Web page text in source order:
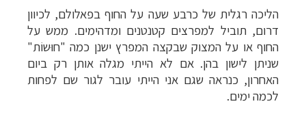
הליכה רגלית של כרבע שעה על החוף בפאלולם, לכיוון
דרום, תוביל למפרצים קטנטנים ומדהימים. ממש על
החוף או על המצוק שבקצה המפרץ ישנן כמה "חוּשוֹת"
שניתן לישון בהן. אם לא הייתי מגלה אותן רק ביום
האחרון, כנראה שגם אני הייתי עובר לגור שם לפחות
לכמה ימים.